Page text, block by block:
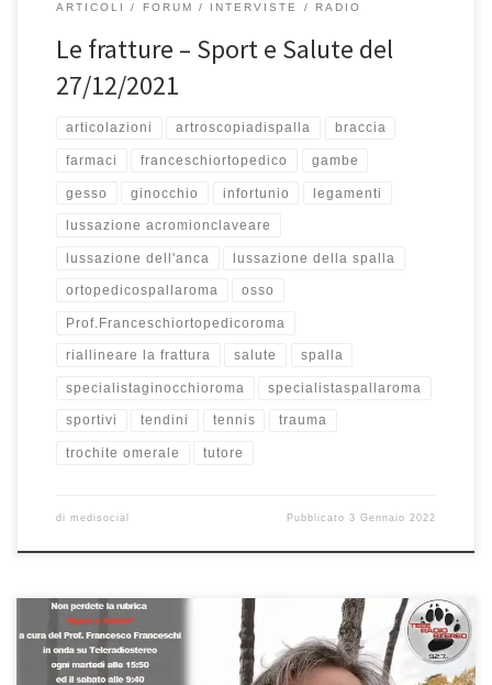
ARTICOLI FORUM INTERVISTE RADIO
Le fratture – Sport e Salute del
27/12/2021
articolazioni artroscopiadispalla braccia
farmaci franceschiortopedico gambe
gesso ginocchio infortunio legamenti
lussazione acromionclaveare
lussazione dell'anca lussazione della spalla
ortopedicospallaroma osso
Prof.Franceschiortopedicoroma
riallineare la frattura salute spalla
specialistaginocchioroma specialistaspallaroma
sportivi tendini tennis trauma
trochite omerale tutore
di medisocial Pubblicato3 Gennaio 2022